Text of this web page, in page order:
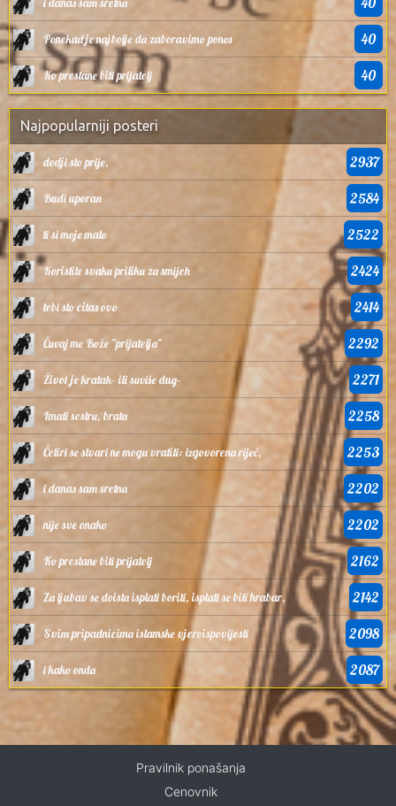
Ponekad je najbolje da zaboravimo ponos 40
Ko prestane biti prijatelj 40
Najpopularniji posteri
dodji sto prije, 2937
Budi uporan 2584
ti si moje malo 2522
Koristite svaku priliku za smijeh 2424
tebi sto citas ovo 2414
Čuvaj me Bože ”prijatelja” 2292
Život je kratak– ili suviše dug– 2271
Imati sestru, brata 2258
Četiri se stvari ne mogu vratiti: izgovorena riječ, 2253
i danas sam sretna 2202
nije sve onako 2202
Ko prestane biti prijatelj 2162
Za ljubav se doista isplati boriti, isplati se biti hrabar, 2142
Svim pripadnicima islamske vjeroispovijesti 2098
i kako onda 2087
Pravilnik ponašanja
Cenovnik